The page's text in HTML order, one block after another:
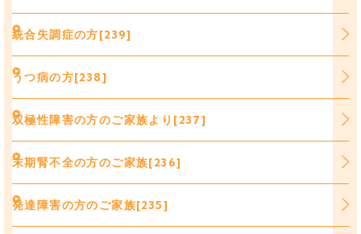
統合失調症の方[239]
うつ病の方[238]
双極性障害の方のご家族より[237]
末期腎不全の方のご家族[236]
発達障害の方のご家族[235]